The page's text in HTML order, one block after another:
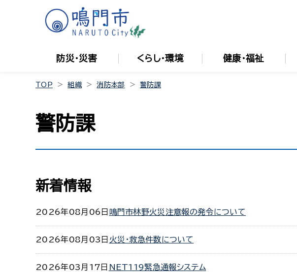
防災・災害 くらし・環境 健康・福祉
TOP 組織 消防本部 警防課
警防課
新着情報
2026年08月06日 鳴門市林野火災注意報の発令について
2026年08月03日 火災・救急件数について
2026年03月17日 NET119緊急通報システム